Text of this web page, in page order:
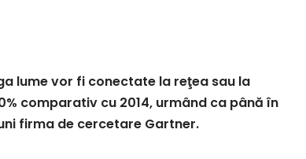
lume vor fi conectate la reţea sau la
comparativ cu 2014, urmând ca până în
firma de cercetare Gartner.